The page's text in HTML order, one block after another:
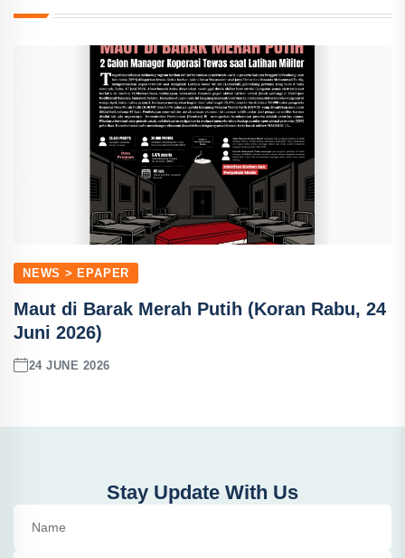
NEWS > EPAPER
Maut di Barak Merah Putih (Koran Rabu, 24
Juni 2026)
24 JUNE 2026
Stay Update With Us